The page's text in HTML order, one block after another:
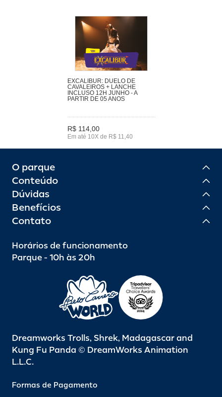
EXCALIBUR: DUELO DE
CAVALEIROS + LANCHE
INCLUSO 12H JUNHO - A
PARTIR DE 05 ANOS
R$ 114,00
Em até 10X de R$ 11,40
O parque
Conteúdo
Dúvidas
Benefícios
Contato
Horários de funcionamento
Parque - 10h às 20h
Dreamworks Trolls, Shrek, Madagascar and
Kung Fu Panda © DreamWorks Animation
L.L.C.
Formas de Pagamento